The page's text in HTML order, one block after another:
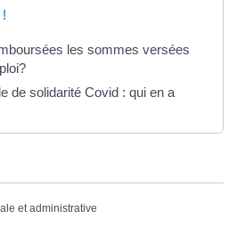
les sommes versées
de solidarité Covid : qui en a
et administrative